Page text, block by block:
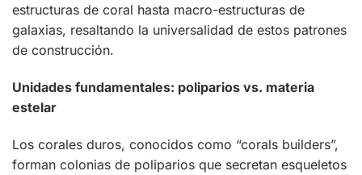
estructuras de coral hasta macro-estructuras de
galaxias, resaltando la universalidad de estos patrones
de construcción.
Unidades fundamentales: poliparios vs. materia
estelar
Los corales duros, conocidos como “corals builders”,
forman colonias de poliparios que secretan esqueletos